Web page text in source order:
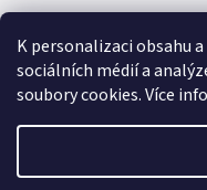
K personalizaci obsahu
sociálních médií a
soubory cookies. Více
+420 775 177 085